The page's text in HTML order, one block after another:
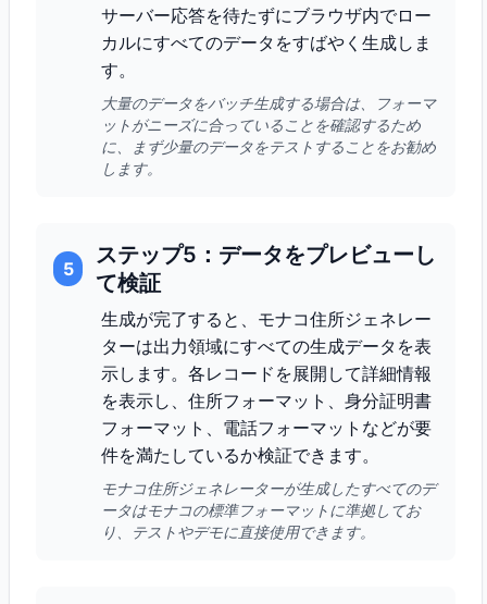
サーバー応答を待たずにブラウザ内でロー
カルにすべてのデータをすばやく生成しま
す。
大量のデータをバッチ生成する場合は、フォーマ
ットがニーズに合っていることを確認するため
に、まず少量のデータをテストすることをお勧め
します。
5
ステップ5：データをプレビューし
て検証
生成が完了すると、モナコ住所ジェネレー
ターは出力領域にすべての生成データを表
示します。各レコードを展開して詳細情報
を表示し、住所フォーマット、身分証明書
フォーマット、電話フォーマットなどが要
件を満たしているか検証できます。
モナコ住所ジェネレーターが生成したすべてのデ
ータはモナコの標準フォーマットに準拠してお
り、テストやデモに直接使用できます。